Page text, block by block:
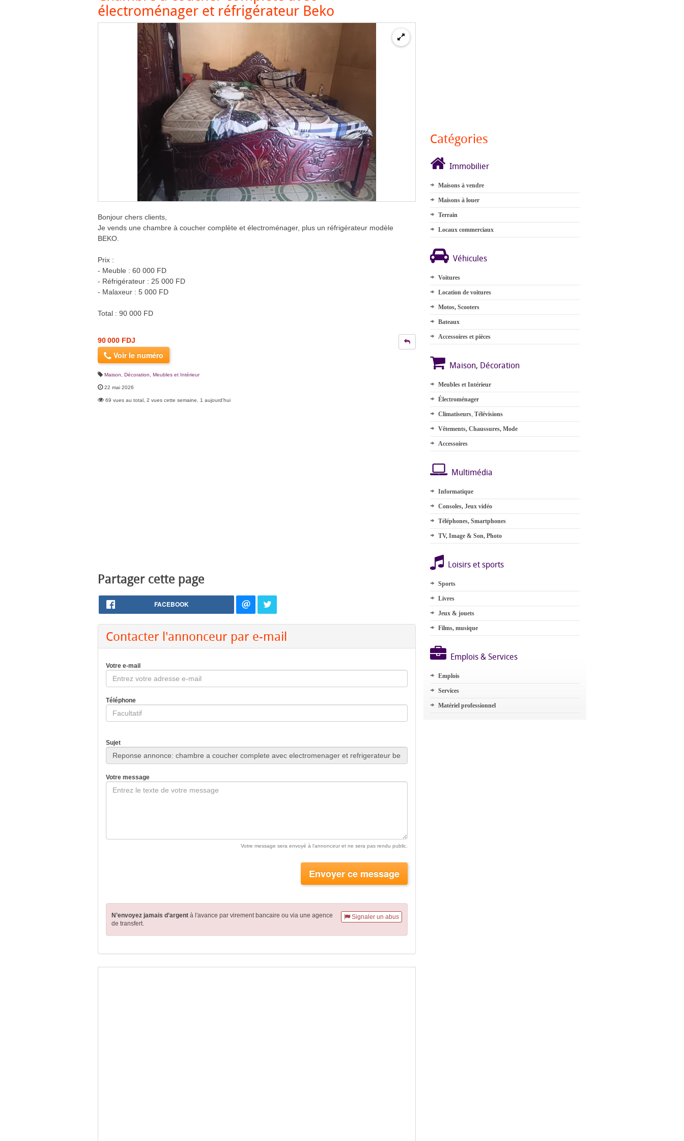
électroménager et réfrigérateur Beko
Bonjour chers clients,
Je vends une chambre à coucher complète et électroménager, plus un réfrigérateur modèle
BEKO.
Prix :
- Meuble : 60 000 FD
- Réfrigérateur : 25 000 FD
- Malaxeur : 5 000 FD
Total : 90 000 FD
90 000 FDJ
Voir le numéro
Maison, Décoration Meubles et Intérieur
22 mai 2026
69 vues au total, 2 vues cette semaine, 1 aujourd'hui
Partager cette page
FACEBOOK
Contacter l'annonceur par e-mail
Votre e-mail
Téléphone
Sujet
Votre message
Votre message sera envoyé à l'annonceur et ne sera pas rendu public.
Envoyer ce message
Signaler un abus
N’envoyez jamais d’argent à l'avance par virement bancaire ou via une agence
de transfert.
Catégories
Immobilier
Maisons à vendre
Maisons à louer
Terrain
Locaux commerciaux
Véhicules
Voitures
Location de voitures
Motos, Scooters
Bateaux
Accessoires et pièces
Maison, Décoration
Meubles et Intérieur
Électroménager
Climatiseurs, Télévisions
Vêtements, Chaussures, Mode
Accessoires
Multimédia
Informatique
Consoles, Jeux vidéo
Téléphones, Smartphones
TV, Image & Son, Photo
Loisirs et sports
Sports
Livres
Jeux & jouets
Films, musique
Emplois & Services
Emplois
Services
Matériel professionnel